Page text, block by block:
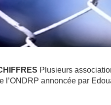
Plusieurs
l’ONDRP annoncée par